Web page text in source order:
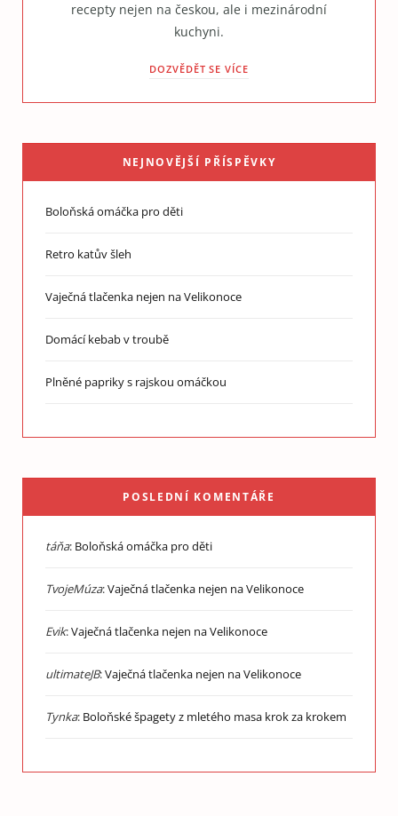
recepty nejen na českou, ale i mezinárodní
kuchyni.
DOZVĚDĚT SE VÍCE
NEJNOVĚJŠÍ PŘÍSPĚVKY
Boloňská omáčka pro děti
Retro katův šleh
Vaječná tlačenka nejen na Velikonoce
Domácí kebab v troubě
Plněné papriky s rajskou omáčkou
POSLEDNÍ KOMENTÁŘE
táňa: Boloňská omáčka pro děti
TvojeMúza:Vaječná tlačenka nejen na Velikonoce
Evik:Vaječná tlačenka nejen na Velikonoce
ultimateJB:Vaječná tlačenka nejen na Velikonoce
Tynka: Boloňské špagety z mletého masa krok za krokem